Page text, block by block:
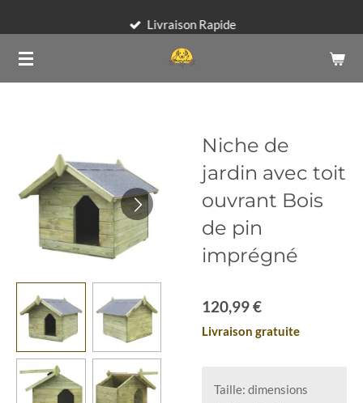
contenu
principal
Livraison Rapide
Niche de
jardin avec toit
ouvrant Bois
de pin
imprégné
120,99 €
Livraison gratuite
Taille: dimensions